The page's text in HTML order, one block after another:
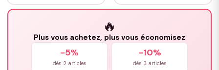
🔥
Plus vous achetez, plus vous économisez
-5%
dès 2 articles
-10%
dès 3 articles